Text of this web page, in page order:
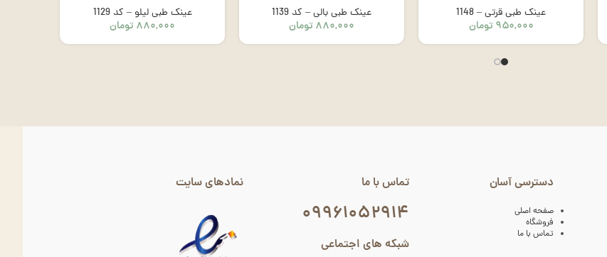
عینک طبی قرتی – 1148
۹۵۰,۰۰۰ تومان
عینک طبی بالی – کد 1139
۸۸۰,۰۰۰ تومان
عینک طبی لیلو – کد 1129
۸۸۰,۰۰۰ تومان
دسترسی آسان
صفحه اصلی
فروشگاه
تماس با ما
تماس با ما
۰۹۹۶۱۰۵۲۹۱۴
شبکه های اجتماعی
نمادهای سایت